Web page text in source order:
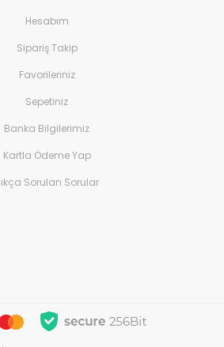
Hesabım
Sipariş Takip
Favorileriniz
Sepetiniz
Banka Bilgilerimiz
Kartla Ödeme Yap
Sorulan Sorular